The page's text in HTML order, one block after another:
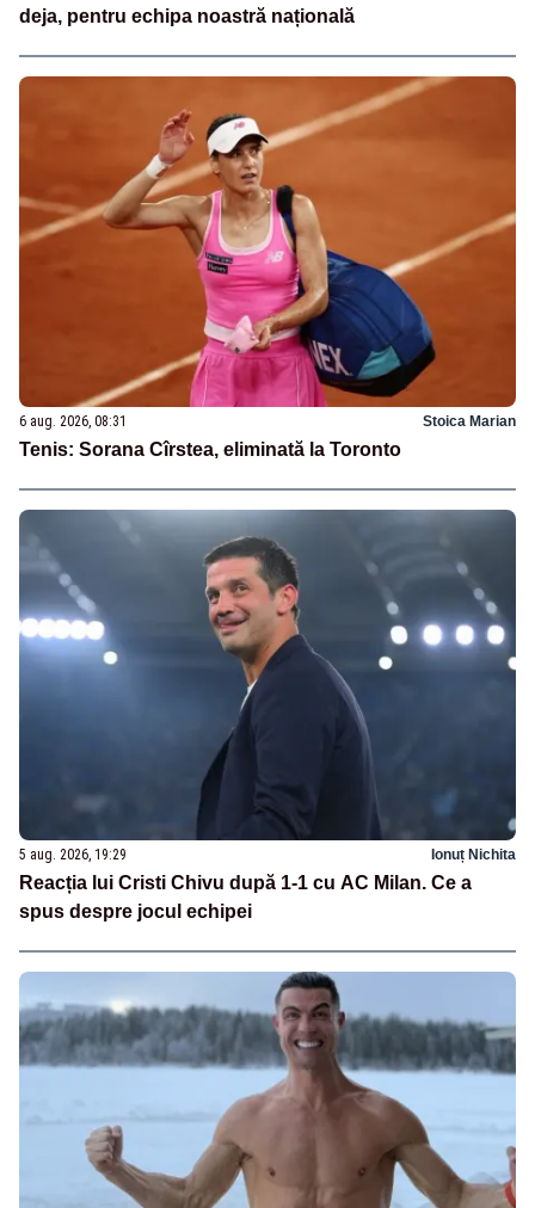
deja, pentru echipa noastră națională
6 aug. 2026, 08:31 Stoica Marian
Tenis: Sorana Cîrstea, eliminată la Toronto
5 aug. 2026, 19:29 Ionuț Nichita
Reacția lui Cristi Chivu după 1-1 cu AC Milan. Ce a
spus despre jocul echipei